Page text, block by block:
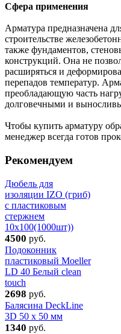
Сфера применения
Арматура предназначена
строительстве
также фундаментов,
конструкций. Она не
расширяться и
перепадов температур.
преобладающую часть
долговечными и
Чтобы купить арматуру
менеджер всегда готов
Рекомендуем
Дюбель для
изоляции IZO (гриб)
с пластиковым
стержнем
10х100(1000шт))
4500 руб.
Подоконник
пластиковый Moeller
LD 40 Белый clean
touch
2698 руб.
Балясина DeckLine
3D 50 х 50 мм
1340 руб.